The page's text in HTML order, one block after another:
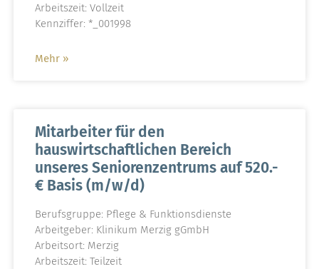
Arbeitszeit: Vollzeit
Kennziffer: *_001998
Mehr »
Mitarbeiter für den
hauswirtschaftlichen Bereich
unseres Seniorenzentrums auf 520.-
€ Basis (m/w/d)
Berufsgruppe: Pflege & Funktionsdienste
Arbeitgeber: Klinikum Merzig gGmbH
Arbeitsort: Merzig
Arbeitszeit: Teilzeit